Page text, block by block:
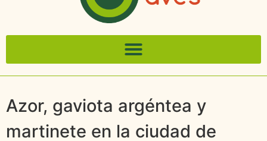
Azor, gaviota argéntea y
martinete en la ciudad de